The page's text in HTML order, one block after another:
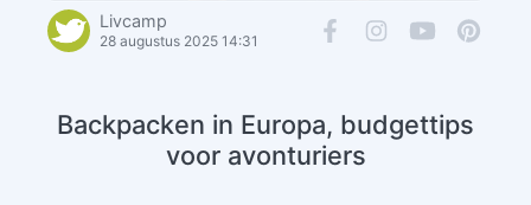
Livcamp
28 augustus 2025 14:31
Backpacken in Europa, budgettips
voor avonturiers